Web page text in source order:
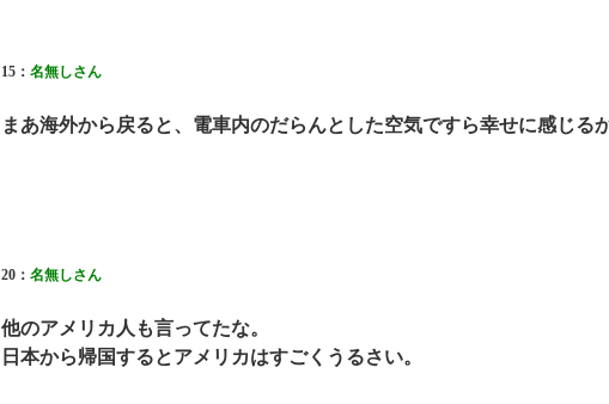
15： 名無しさん
まあ海外から戻ると、電車内のだらんとした空気ですら幸せに感じる
20： 名無しさん
他のアメリカ人も言ってたな。
日本から帰国するとアメリカはすごくうるさい。